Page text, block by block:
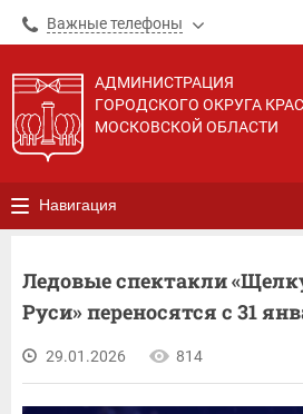
Важные телефоны
АДМИНИСТРАЦИЯ
ГОРОДСКОГО ОКРУГА
МОСКОВСКОЙ ОБЛАСТИ
Навигация
Ледовые спектакли
Руси» переносятся с 31
29.01.2026 814